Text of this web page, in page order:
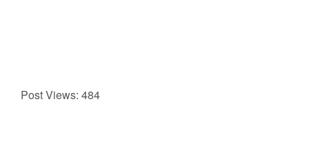
Post Views: 484